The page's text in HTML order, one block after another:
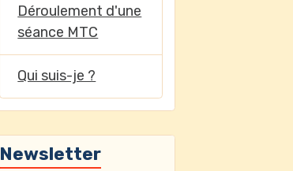
Déroulement d'une
séance MTC
Qui suis-je ?
Newsletter